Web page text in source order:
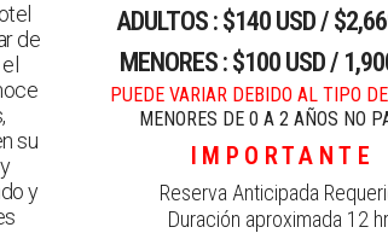
de
su
y
ADULTOS : $140 USD /
MENORES : $100 USD /
PUEDE VARIAR DEBIDO AL TIPO
MENORES DE 0 A 2 AÑOS NO
IMPORTANTE
Reserva Anticipada
Duración aproximada 12